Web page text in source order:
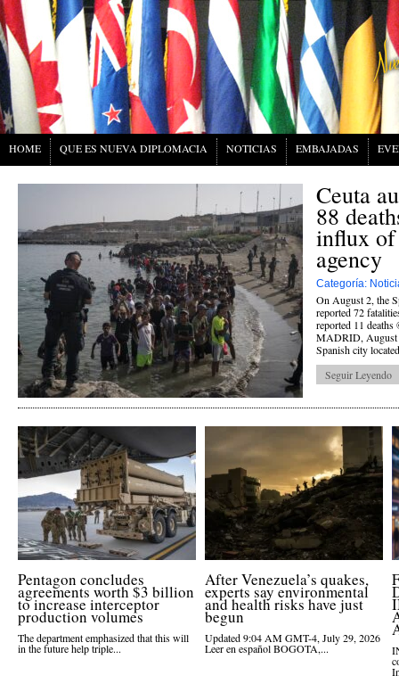
HOME QUE ES NUEVA DIPLOMACIA NOTICIAS EMBAJADAS
Ceuta
88
influx
agency
Categoría:
On August 2, the
reported 72
reported 11
MADRID, August
Spanish city
Seguir Leyendo
Pentagon concludes
agreements worth $3 billion
to increase interceptor
production volumes
The department emphasized that this will
in the future help triple...
After Venezuela’s quakes,
experts say environmental
and health risks have just
begun
Updated 9:04 AM GMT-4, July 29, 2026
Leer en español BOGOTA,...